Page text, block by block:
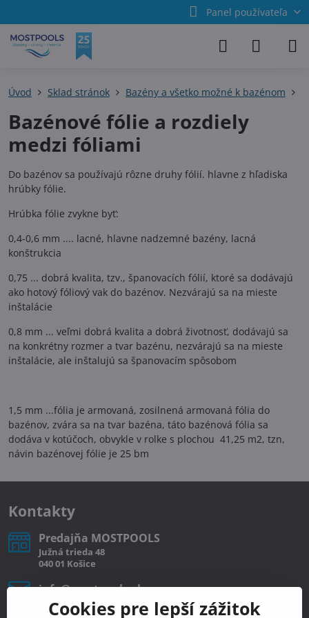
Panel používateľa
Úvod Sklad stránok Bazény a všetko možné k bazénom
Bazénové fólie a rozdiely
medzi fóliami
Do bazénov sa používajú rôzne druhy fólií. hlavne z hľadiska
hrúbky fólie.
Hrúbka fólie zvykne byť:
0,4-0,6 mm .... lacné, hlavne nadzemné bazény, lacná
konštrukcia
0,75 ... dobrá kvalita, tzv., španovacích fólií, ktoré sa dodávajú
ako hotový fóliový vak do bazénov. Nezvárajú sa na mieste
inštalácie
0,8 mm ... veľmi dobrá kvalita a dobrá životnosť, dodávajú sa
na konkrétny rozmer a tvar bazénu, nezvárajú sa na mieste
inštalácie, ale inštalujú sa španovacím spôsobom
1,5 mm ...fólia je armovaná, zosilnená armovaná fólia do
bazénov, zvára sa na tvar bazéna, táto bazénová fólia sa
dodáva v kotúčoch, obvykle v rolke s plochou 41,25 m2, tzn,
návin bazénovej fólie je 25 bm
Kontakty
Predajňa MOSTPOOLS
Južná trieda 48
040 01 Košice
info​@mostpools​.sk
Cookies pre lepší zážitok